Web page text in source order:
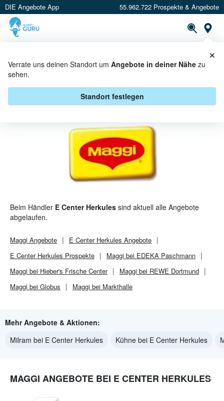
DIE Angebote App 55.962.722 Prospekte & Angebote
Verrate uns deinen Standort um Angebote in deiner Nähe zu
sehen.
Standort festlegen
×
MAGGI BEI E CENTER HERKULES
- ANGEBOTE & AKTIONEN
Beim Händler E Center Herkules sind aktuell alle Angebote
abgelaufen.
Maggi Angebote E Center Herkules Angebote
E Center Herkules Prospekte
Maggi bei EDEKA Paschmann
Maggi bei Hieber's Frische Center
Maggi bei REWE Dortmund
Maggi bei Globus
Maggi bei Markthalle
Mehr Angebote & Aktionen:
Milram bei E Center Herkules
Kühne bei E Center Herkules
MAGGI ANGEBOTE BEI E CENTER HERKULES